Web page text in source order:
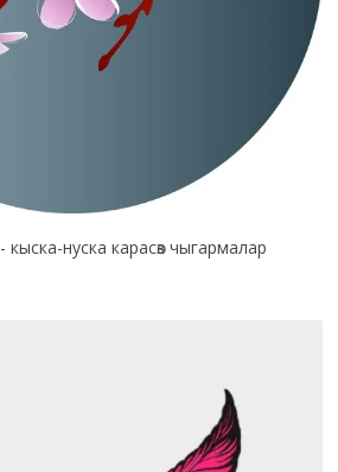
- кыска-нуска карасөз чыгармалар